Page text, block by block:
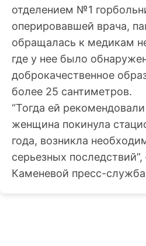
отделением №1
оперировавшей врача,
обращалась к медикам
где у нее было
доброкачественное
более 25 сантиметров.
“Тогда ей
женщина покинула
года, возникла
серьезных
Каменевой пресс-